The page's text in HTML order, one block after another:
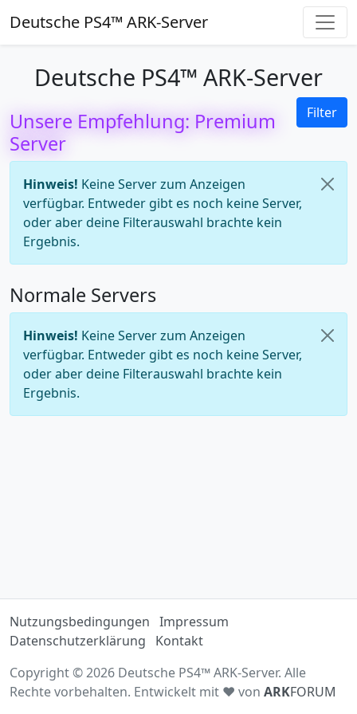
Deutsche PS4™ ARK-Server
Deutsche PS4™ ARK-Server
Filter
Unsere Empfehlung: Premium
Server
Hinweis! Keine Server zum Anzeigen
verfügbar. Entweder gibt es noch keine Server,
oder aber deine Filterauswahl brachte kein
Ergebnis.
Normale Servers
Hinweis! Keine Server zum Anzeigen
verfügbar. Entweder gibt es noch keine Server,
oder aber deine Filterauswahl brachte kein
Ergebnis.
Nutzungsbedingungen Impressum
Datenschutzerklärung
Kontakt
Copyright © 2026 Deutsche PS4™ ARK-Server. Alle
Rechte vorbehalten. Entwickelt mit ♥ von ARKFORUM